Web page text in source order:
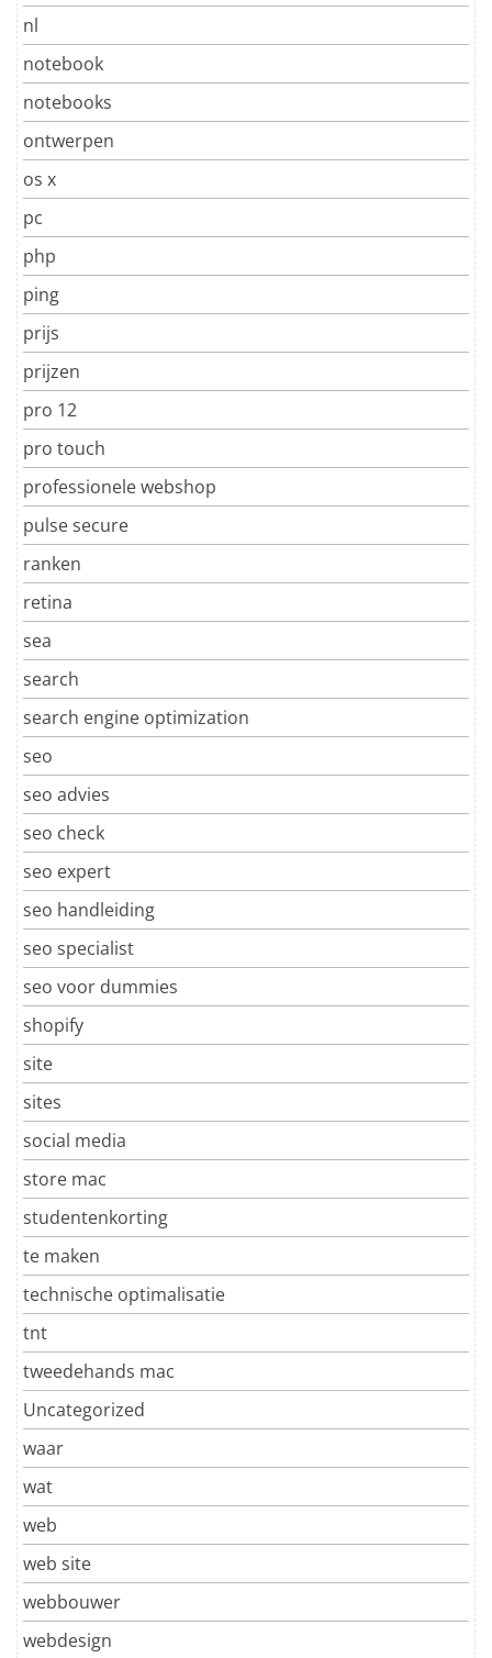
nl
notebook
notebooks
ontwerpen
os x
pc
php
ping
prijs
prijzen
pro 12
pro touch
professionele webshop
pulse secure
ranken
retina
sea
search
search engine optimization
seo
seo advies
seo check
seo expert
seo handleiding
seo specialist
seo voor dummies
shopify
site
sites
social media
store mac
studentenkorting
te maken
technische optimalisatie
tnt
tweedehands mac
Uncategorized
waar
wat
web
web site
webbouwer
webdesign